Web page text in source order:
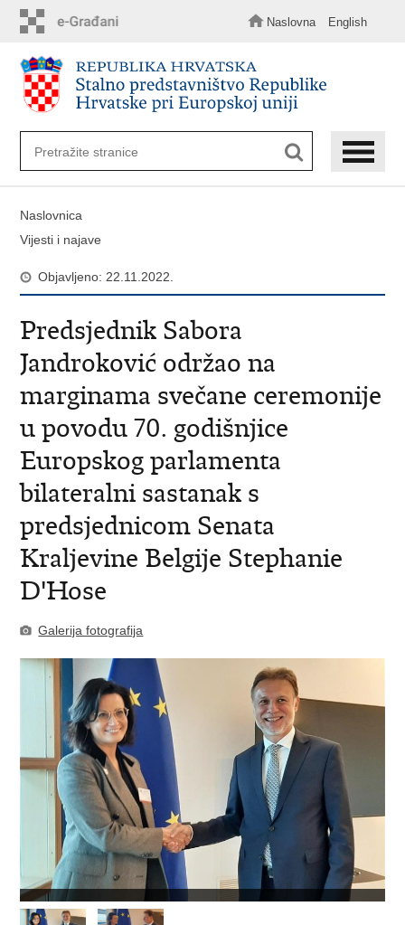
sadržaj
Naslovna English
Naslovnica
Vijesti i najave
Objavljeno: 22.11.2022.
Predsjednik Sabora
Jandroković održao na
marginama svečane ceremonije
u povodu 70. godišnjice
Europskog parlamenta
bilateralni sastanak s
predsjednicom Senata
Kraljevine Belgije Stephanie
D'Hose
Galerija fotografija